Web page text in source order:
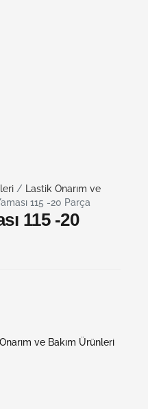
/ Lastik Onarım ve
115 -20 Parça
115 -20
ve Bakım Ürünleri